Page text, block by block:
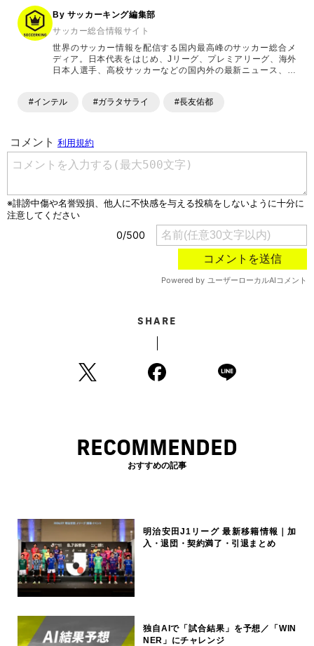
By サッカーキング編集部
サッカー総合情報サイト
世界のサッカー情報を配信する国内最高峰のサッカー総合メ
ディア。日本代表をはじめ、Jリーグ、プレミアリーグ、海外
日本人選手、高校サッカーなどの国内外の最新ニュース、コ
ます。「X」「Instagram」「YouTube」「TikTok」など、
#インテル #ガラタサライ #長友佑都
SHARE
RECOMMENDED
おすすめの記事
明治安田J1リーグ 最新移籍情報｜加
入・退団・契約満了・引退まとめ
独自AIで「試合結果」を予想／「WIN
NER」にチャレンジ